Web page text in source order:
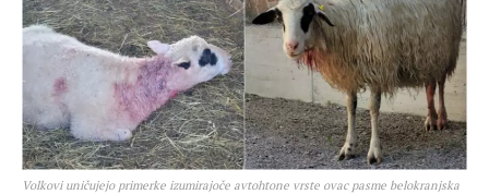
Volkovi uničujejo primerke izumirajoče avtohtone vrste ovac pasme belokranjska